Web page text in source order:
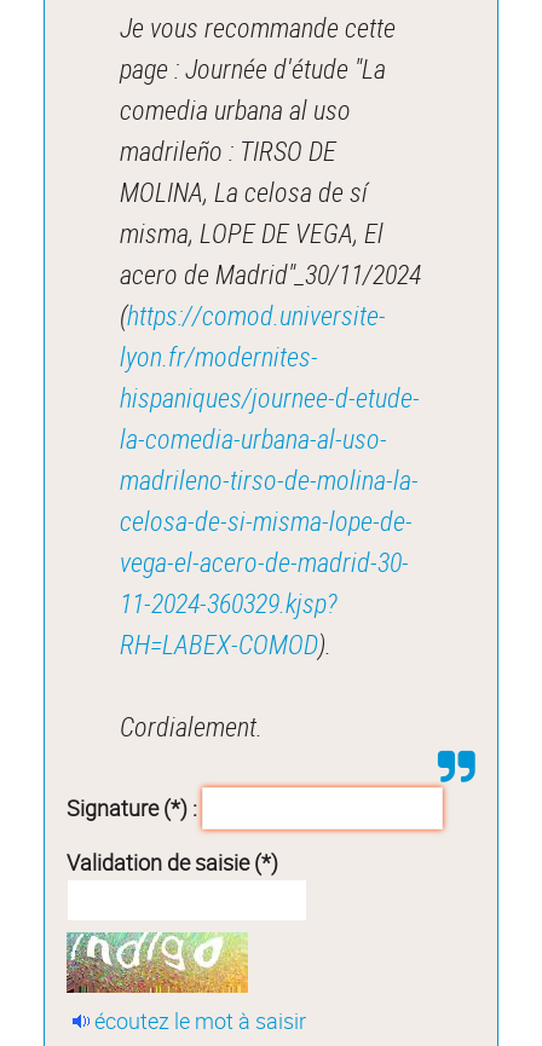
Je vous recommande cette
page : Journée d'étude "La
comedia urbana al uso
madrileño : TIRSO DE
MOLINA, La celosa de sí
misma, LOPE DE VEGA, El
acero de Madrid"_30/11/2024
(https://comod.universite-
lyon.fr/modernites-
hispaniques/journee-d-etude-
la-comedia-urbana-al-uso-
madrileno-tirso-de-molina-la-
celosa-de-si-misma-lope-de-
vega-el-acero-de-madrid-30-
11-2024-360329.kjsp?
RH=LABEX-COMOD).
Cordialement.
Signature (*) :
Validation de saisie (*)
écoutez le mot à saisir